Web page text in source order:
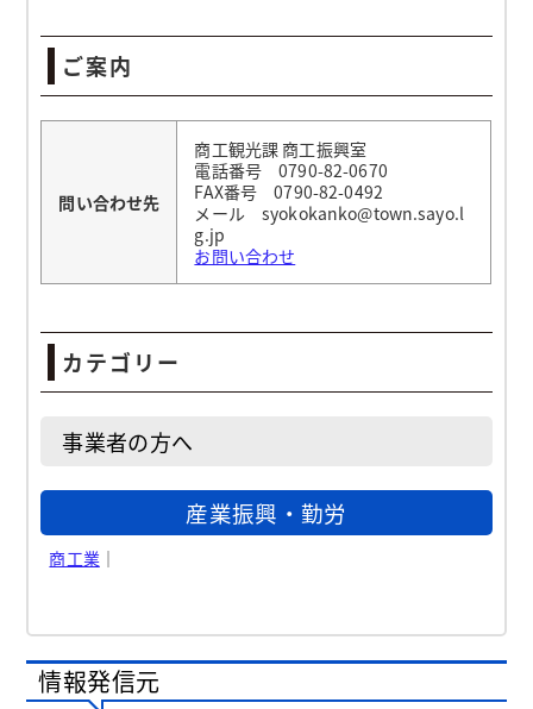
ご案内
問い合わせ先
商工観光課 商工振興室
電話番号 0790-82-0670
FAX番号 0790-82-0492
メール syokokanko@town.sayo.l
g.jp
お問い合わせ
カテゴリー
事業者の方へ
産業振興・勤労
商工業｜
情報発信元